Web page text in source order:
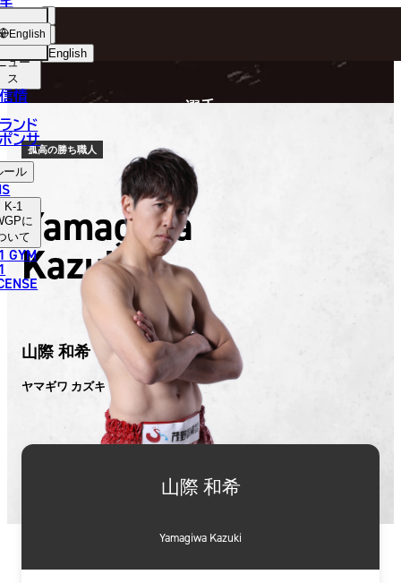
English
中文（简体）
中文（繁體）
العربية
ョッ
プ
ュー
ス
情
ンド
ンサ
ール
K-1
に
いて
GYM
English
選手
孤高の勝ち職人
Yamagiwa
Kazuki
山際 和希
ヤマギワ カズキ
山際 和希
Yamagiwa Kazuki